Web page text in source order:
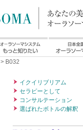
> B032
イクイリブリアム
セラピーとして
コンサルテーション
選ばれたボトルの解釈